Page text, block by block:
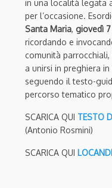
in una località legata
per l’occasione.
Santa Maria, giovedì
ricordando e
comunità
a unirsi in preghiera
seguendo il testo-
percorso tematico
SCARICA QUI TESTO
(Antonio Rosmini)
SCARICA QUI